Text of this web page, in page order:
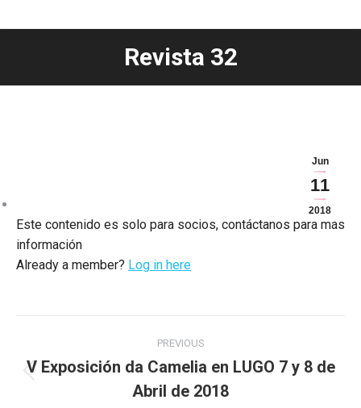
Revista 32
You are here:
Jun
11
2018
Este contenido es solo para socios, contáctanos para más
información
Already a member? Log in here
navigation
PREVIOUS
post:
V Exposición da Camelia en LUGO 7 y 8 de
Abril de 2018